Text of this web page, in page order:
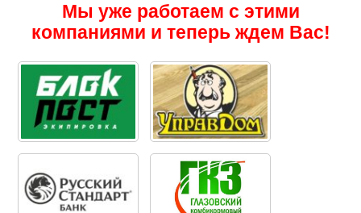
Мы уже работаем с этими
компаниями и теперь ждем Вас!